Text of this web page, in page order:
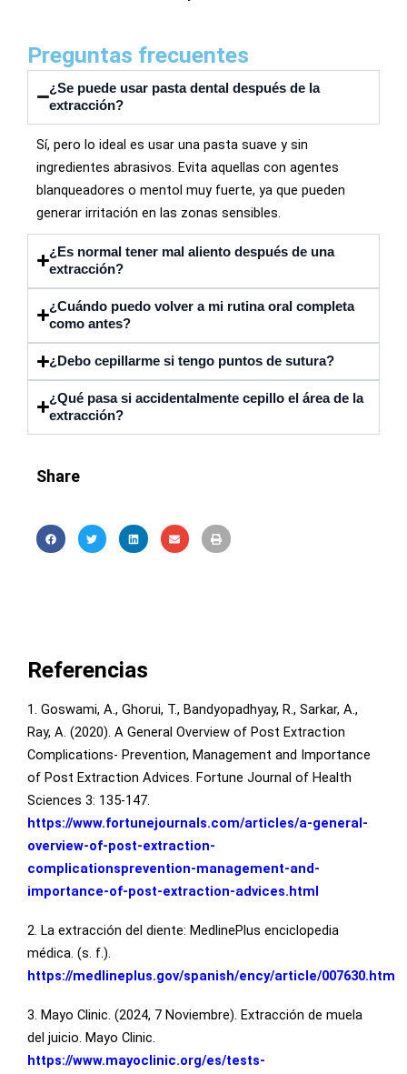
Preguntas frecuentes
¿Se puede usar pasta dental después de la
extracción?
Sí, pero lo ideal es usar una pasta suave y sin
ingredientes abrasivos. Evita aquellas con agentes
blanqueadores o mentol muy fuerte, ya que pueden
generar irritación en las zonas sensibles.
¿Es normal tener mal aliento después de una
extracción?
¿Cuándo puedo volver a mi rutina oral completa
como antes?
¿Debo cepillarme si tengo puntos de sutura?
¿Qué pasa si accidentalmente cepillo el área de la
extracción?
Share
Referencias
1. Goswami, A., Ghorui, T., Bandyopadhyay, R., Sarkar, A.,
Ray, A. (2020). A General Overview of Post Extraction
Complications- Prevention, Management and Importance
of Post Extraction Advices. Fortune Journal of Health
Sciences 3: 135-147.
https://www.fortunejournals.com/articles/a-general-
overview-of-post-extraction-
complicationsprevention-management-and-
importance-of-post-extraction-advices.html
2. La extracción del diente: MedlinePlus enciclopedia
médica. (s. f.).
https://medlineplus.gov/spanish/ency/article/007630.htm
3. Mayo Clinic. (2024, 7 Noviembre). Extracción de muela
del juicio. Mayo Clinic.
https://www.mayoclinic.org/es/tests-